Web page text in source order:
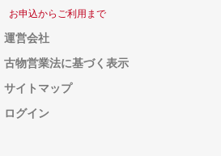
お申込からご利用まで
運営会社
古物営業法に基づく表示
サイトマップ
ログイン